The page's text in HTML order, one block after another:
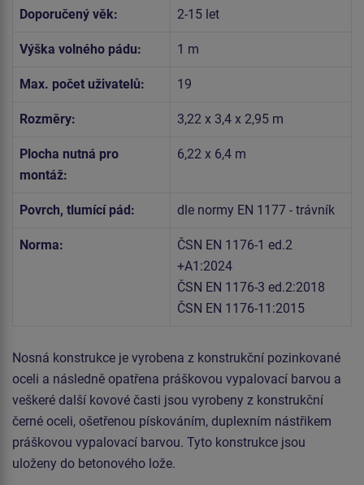
Doporučený věk: 2-15 let
Výška volného pádu: 1 m
Max. počet uživatelů: 19
Rozměry: 3,22 x 3,4 x 2,95 m
Plocha nutná pro
montáž:
6,22 x 6,4 m
Povrch, tlumící pád: dle normy EN 1177 - trávník
Norma:
ČSN EN 1176-1 ed.2
+A1:2024
ČSN EN 1176-3 ed.2:2018
ČSN EN 1176-11:2015
Nosná konstrukce je vyrobena z konstrukční pozinkované
oceli a následně opatřena práškovou vypalovací barvou a
veškeré další kovové časti jsou vyrobeny z konstrukční
černé oceli, ošetřenou pískováním, duplexním nástřikem
práškovou vypalovací barvou. Tyto konstrukce jsou
uloženy do betonového lože.